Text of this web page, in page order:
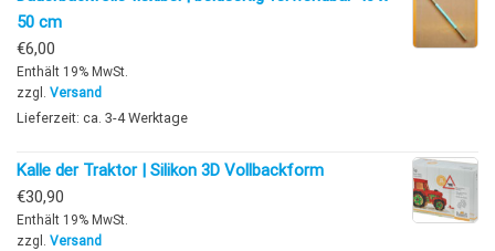
50 cm
€6,00
Enthält 19% MwSt.
zzgl. Versand
Lieferzeit: ca. 3-4 Werktage
Kalle der Traktor | Silikon 3D Vollbackform
€30,90
Enthält 19% MwSt.
zzgl. Versand